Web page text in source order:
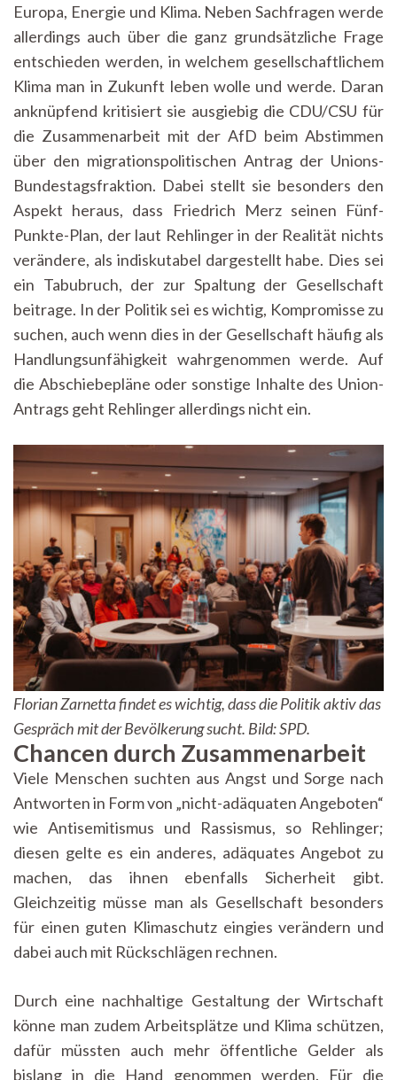
Europa, Energie und Klima. Neben Sachfragen werde
allerdings auch über die ganz grundsätzliche Frage
entschieden werden, in welchem gesellschaftlichem
Klima man in Zukunft leben wolle und werde. Daran
anknüpfend kritisiert sie ausgiebig die CDU/CSU für
die Zusammenarbeit mit der AfD beim Abstimmen
über den migrationspolitischen Antrag der Unions-
Bundestagsfraktion. Dabei stellt sie besonders den
Aspekt heraus, dass Friedrich Merz seinen Fünf-
Punkte-Plan, der laut Rehlinger in der Realität nichts
verändere, als indiskutabel dargestellt habe. Dies sei
ein Tabubruch, der zur Spaltung der Gesellschaft
beitrage. In der Politik sei es wichtig, Kompromisse zu
suchen, auch wenn dies in der Gesellschaft häufig als
Handlungsunfähigkeit wahrgenommen werde. Auf
die Abschiebepläne oder sonstige Inhalte des Union-
Antrags geht Rehlinger allerdings nicht ein.
Florian Zarnetta findet es wichtig, dass die Politik aktiv das
Gespräch mit der Bevölkerung sucht. Bild: SPD.
Chancen durch Zusammenarbeit
Viele Menschen suchten aus Angst und Sorge nach
Antworten in Form von „nicht-adäquaten Angeboten“
wie Antisemitismus und Rassismus, so Rehlinger;
diesen gelte es ein anderes, adäquates Angebot zu
machen, das ihnen ebenfalls Sicherheit gibt.
Gleichzeitig müsse man als Gesellschaft besonders
für einen guten Klimaschutz eingies verändern und
dabei auch mit Rückschlägen rechnen.
Durch eine nachhaltige Gestaltung der Wirtschaft
könne man zudem Arbeitsplätze und Klima schützen,
dafür müssten auch mehr öffentliche Gelder als
bislang in die Hand genommen werden. Für die